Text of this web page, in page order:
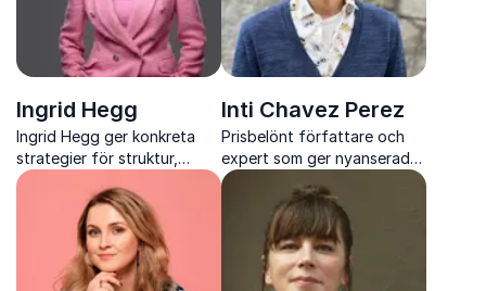
Ingrid Hegg
Ingrid Hegg ger konkreta
strategier för struktur,
effektivitet och tydlig
kommunikation som direkt
minskar stress och skapar
resultat i arbetsvardagen
Inti Chavez Perez
Prisbelönt författare och
expert som ger nyanserade
perspektiv på sexualitet,
jämställdhet och mäns roll i
samhället